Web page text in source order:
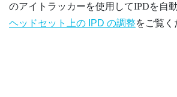
のアイトラッカーを使用してIPDを自
ヘッドセット上の IPD の調整をご覧く